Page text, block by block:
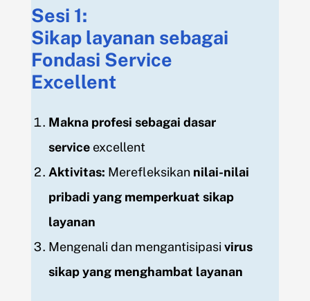
Sesi 1:
Sikap layanan sebagai
Fondasi Service
Excellent
Makna profesi sebagai dasar
serviceexcellent
Aktivitas: Merefleksikan nilai-nilai
pribadi yang memperkuat sikap
layanan
Mengenali dan mengantisipasi virus
sikap yang menghambat layanan